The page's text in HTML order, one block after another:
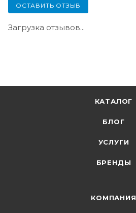
ОСТАВИТЬ ОТЗЫВ
Загрузка отзывов...
КАТАЛОГ
БЛОГ
УСЛУГИ
БРЕНДЫ
КОМПАНИЯ